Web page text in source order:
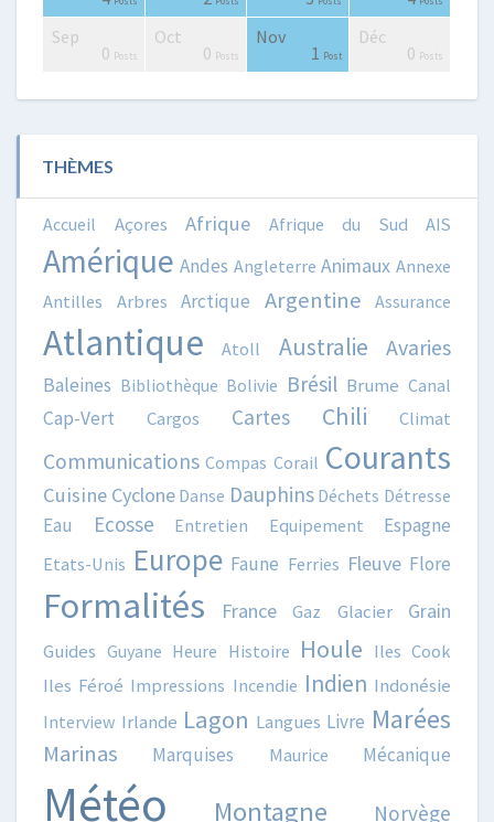
Sep
0 Posts
Oct
0 Posts
Nov
1 Post
Déc
0 Posts
THÈMES
Accueil Açores Afrique Afrique du Sud AIS
Amérique Andes Angleterre Animaux Annexe
Antilles
Arbres Arctique Argentine Assurance
Atlantique Atoll Australie Avaries
Baleines Bibliothèque Bolivie Brésil Brume Canal
Cap-Vert Cargos Cartes Chili Climat
Communications Compas Corail Courants
Cuisine Cyclone Danse Dauphins Déchets Détresse
Eau Ecosse Entretien Equipement Espagne
Etats-Unis Europe Faune Ferries Fleuve Flore
Formalités France Gaz Glacier Grain
Guides Guyane Heure Histoire Houle Iles Cook
Iles Féroé Impressions Incendie Indien Indonésie
Interview Irlande Lagon Langues Livre Marées
Marinas Marquises Maurice Mécanique
Météo Montagne Norvège